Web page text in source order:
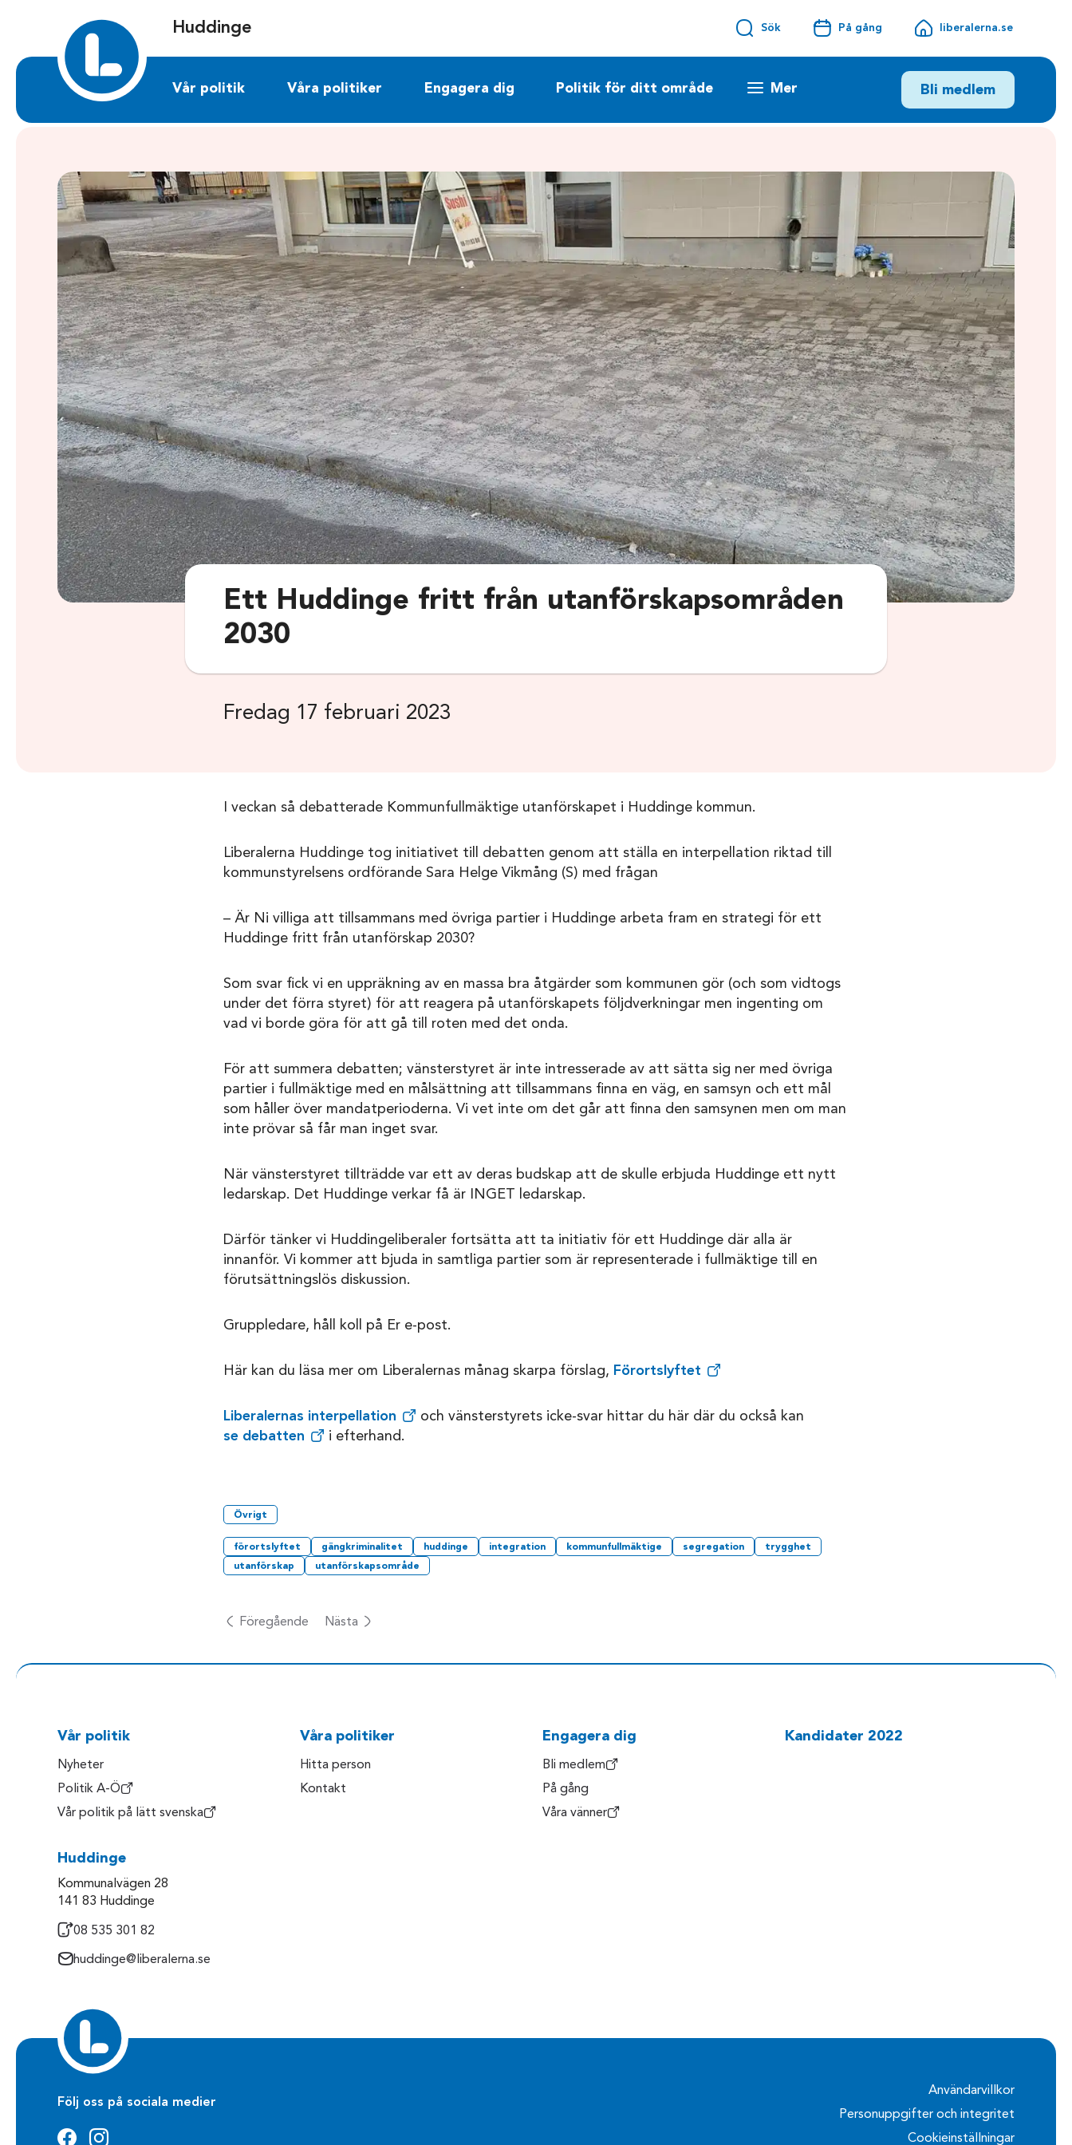
Huddinge Sök På gång liberalerna.se
Vår politik Våra politiker Engagera dig Politik för ditt område Mer Bli medlem
Ett Huddinge fritt från utanförskapsområden
2030
Fredag 17 februari 2023
I veckan så debatterade Kommunfullmäktige utanförskapet i Huddinge kommun.
Liberalerna Huddinge tog initiativet till debatten genom att ställa en interpellation riktad till
kommunstyrelsens ordförande Sara Helge Vikmång (S) med frågan
– Är Ni villiga att tillsammans med övriga partier i Huddinge arbeta fram en strategi för ett
Huddinge fritt från utanförskap 2030?
Som svar fick vi en uppräkning av en massa bra åtgärder som kommunen gör (och som vidtogs
under det förra styret) för att reagera på utanförskapets följdverkningar men ingenting om
vad vi borde göra för att gå till roten med det onda.
För att summera debatten; vänsterstyret är inte intresserade av att sätta sig ner med övriga
partier i fullmäktige med en målsättning att tillsammans finna en väg, en samsyn och ett mål
som håller över mandatperioderna. Vi vet inte om det går att finna den samsynen men om man
inte prövar så får man inget svar.
När vänsterstyret tillträdde var ett av deras budskap att de skulle erbjuda Huddinge ett nytt
ledarskap. Det Huddinge verkar få är INGET ledarskap.
Därför tänker vi Huddingeliberaler fortsätta att ta initiativ för ett Huddinge där alla är
innanför. Vi kommer att bjuda in samtliga partier som är representerade i fullmäktige till en
förutsättningslös diskussion.
Gruppledare, håll koll på Er e-post.
Här kan du läsa mer om Liberalernas månag skarpa förslag, Förortslyftet
Liberalernas interpellation
och vänsterstyrets icke-svar hittar du här där du också kan
se debatten
i efterhand.
Övrigt
förortslyftet gängkriminalitet huddinge integration kommunfullmäktige segregation
trygghet
utanförskap
utanförskapsområde
Föregående Nästa
Vår politik
Nyheter
Politik A-Ö
Vår politik på lätt svenska
Våra politiker
Hitta person
Kontakt
Engagera dig
Bli medlem
På gång
Våra vänner
Kandidater 2022
Huddinge
Kommunalvägen 28
141 83 Huddinge
08 535 301 82
huddinge@liberalerna.se
Följ oss på sociala medier
Användarvillkor
Personuppgifter och integritet
Cookieinställningar